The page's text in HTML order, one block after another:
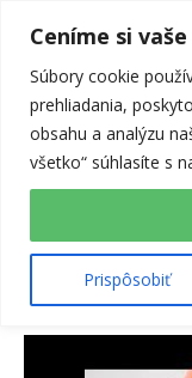
Ceníme si
Súbory cookie
prehliadania,
obsahu a analýzu
všetko“ súhlasíte s
Prispôsobiť
ZNEŠKODŇOVANIE
PUBLIKOVANÉ10.